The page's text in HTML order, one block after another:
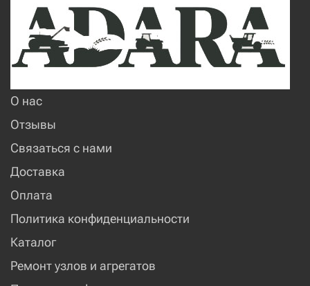
О нас
Отзывы
Связаться с нами
Доставка
Оплата
Политика конфиденциальности
Каталог
Ремонт узлов и агрегатов